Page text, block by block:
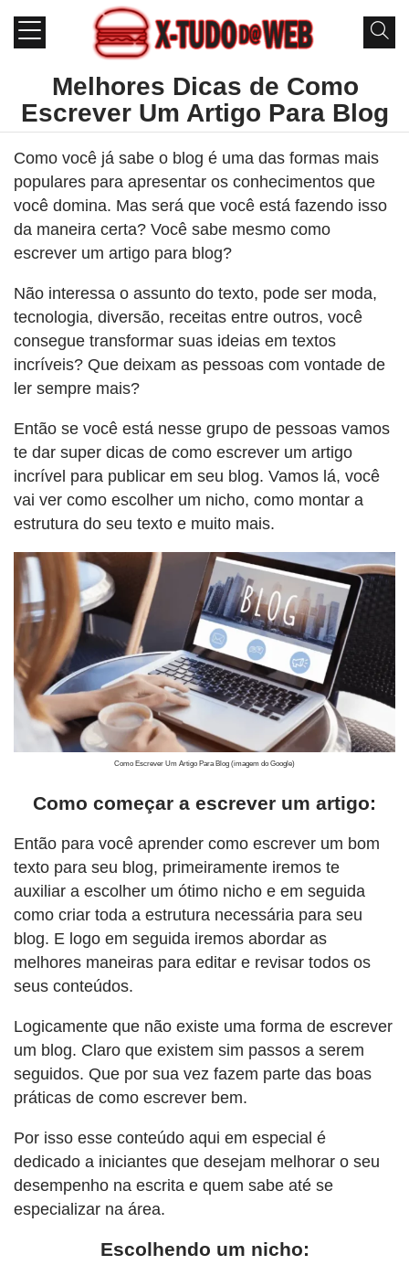
Melhores Dicas de Como
Escrever Um Artigo Para Blog
Como você já sabe o blog é uma das formas mais
populares para apresentar os conhecimentos que
você domina. Mas será que você está fazendo isso
da maneira certa? Você sabe mesmo como
escrever um artigo para blog?
Não interessa o assunto do texto, pode ser moda,
tecnologia, diversão, receitas entre outros, você
consegue transformar suas ideias em textos
incríveis? Que deixam as pessoas com vontade de
ler sempre mais?
Então se você está nesse grupo de pessoas vamos
te dar super dicas de como escrever um artigo
incrível para publicar em seu blog. Vamos lá, você
vai ver como escolher um nicho, como montar a
estrutura do seu texto e muito mais.
Como Escrever Um Artigo Para Blog (imagem do Google)
Como começar a escrever um artigo:
Então para você aprender como escrever um bom
texto para seu blog, primeiramente iremos te
auxiliar a escolher um ótimo nicho e em seguida
como criar toda a estrutura necessária para seu
blog. E logo em seguida iremos abordar as
melhores maneiras para editar e revisar todos os
seus conteúdos.
Logicamente que não existe uma forma de escrever
um blog. Claro que existem sim passos a serem
seguidos. Que por sua vez fazem parte das boas
práticas de como escrever bem.
Por isso esse conteúdo aqui em especial é
dedicado a iniciantes que desejam melhorar o seu
desempenho na escrita e quem sabe até se
especializar na área.
Escolhendo um nicho: